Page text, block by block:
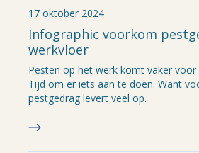
17 oktober 2024
Infographic voorkom
werkvloer
Pesten op het werk komt vaker voor
Tijd om er iets aan te doen. Want
pestgedrag levert veel op.